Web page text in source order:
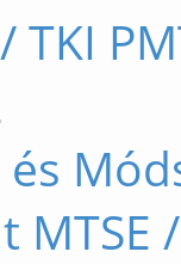
TKI